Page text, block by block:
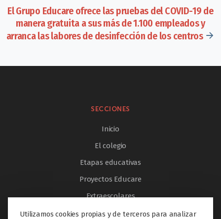
El Grupo Educare ofrece las pruebas del COVID-19 de
manera gratuita a sus más de 1.100 empleados y
arranca las labores de desinfección de los centros
SECCIONES
Inicio
El colegio
Etapas educativas
Proyectos Educare
Extraescolares
Servicios
Utilizamos cookies propias y de terceros para analizar